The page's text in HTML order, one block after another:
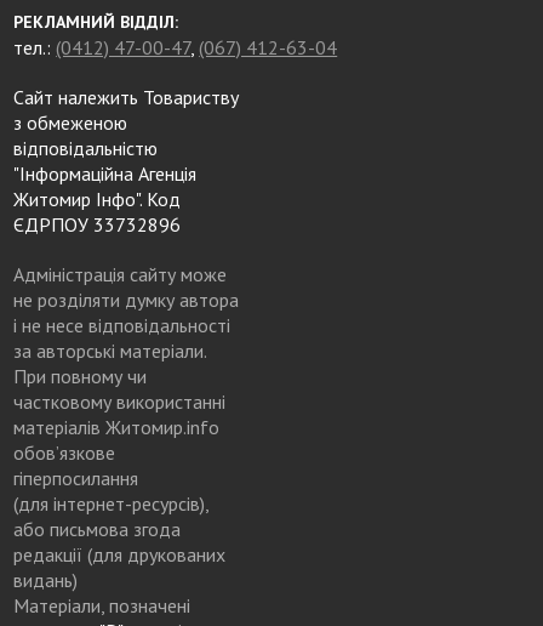
РЕКЛАМНИЙ ВІДДІЛ:
тел.: (0412) 47-00-47, (067) 412-63-04
Сайт належить Товариству
з обмеженою
відповідальністю
"Інформаційна Агенція
Житомир Інфо". Код
ЄДРПОУ 33732896
Адміністрація сайту може
не розділяти думку автора
і не несе відповідальності
за авторські матеріали.
При повному чи
частковому використанні
матеріалів Житомир.info
обов’язкове
гіперпосилання
(для інтернет-ресурсів),
або письмова згода
редакції (для друкованих
видань)
Матеріали, позначені